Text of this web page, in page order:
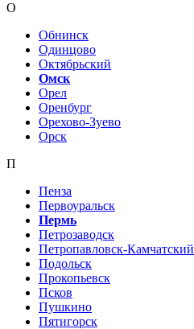
О
Обнинск
Одинцово
Октябрьский
Омск
Орел
Оренбург
Орехово-Зуево
Орск
П
Пенза
Первоуральск
Пермь
Петрозаводск
Петропавловск-Камчатский
Подольск
Прокопьевск
Псков
Пушкино
Пятигорск